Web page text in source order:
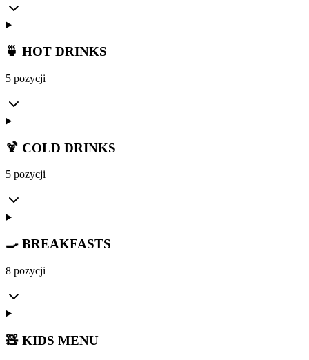
🍵 HOT DRINKS
5 pozycji
🍹 COLD DRINKS
5 pozycji
🍳 BREAKFASTS
8 pozycji
🧸 KIDS MENU